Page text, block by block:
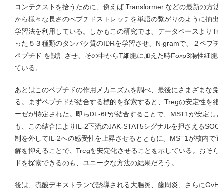
コンテクストを拾うために、例えば Transformer などの最新の方
から様々な長さのペプチドストレッチを単語の繋がりのように抽
学習法を利用している。しかもこの研究では、データベースより
った５３種類のタンパク質のIDRを学習させ、N-gramで、２ペプ
ペプチド を設計させ、その中からT細胞に加えた時Foxp3陽性細
ている。
あとはこのペプチドの作用メカニズムを調べ、最後にさまざまな
る。まずペプチドが結合する標的を探索すると、Tregの安定性を
ーゼが特定された。即ちDL-6Pが結合することで、MST1が安定
も、この結合によりIL-2下流のJAK-STAT5シグナルを押さえる
制を外してIL-2への感受性を上昇させるとともに、MST1が核内
解を抑えることで、Tregを安定化させることを示している。おそ
ドを探索できるのも、ユニークな方法の結果だろう。
後は、硫酸デキストランで誘導される大腸炎、歯周炎、さらに